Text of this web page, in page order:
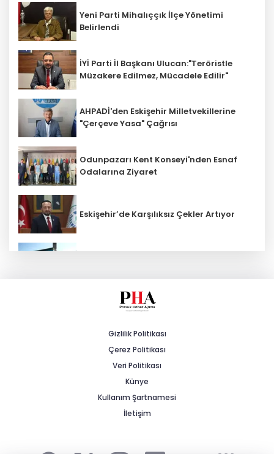
Yeni Parti Mihalıççık İlçe Yönetimi
Belirlendi
İYİ Parti İl Başkanı Ulucan:"Teröristle
Müzakere Edilmez, Mücadele Edilir"
AHPADİ'den Eskişehir Milletvekillerine
"Çerçeve Yasa" Çağrısı
Odunpazarı Kent Konseyi'nden Esnaf
Odalarına Ziyaret
Eskişehir’de Karşılıksız Çekler Artıyor
MHP'li Cengiz: "Yalnızca Ağaçlar Değil,
Tarihi Yürüyüş Yolları Mihalıççık’ta
Devam Etti
Yeşilay Zafer Kupası Tenis Turnuvası
İçin Kayıtlar Başladı
Gizlilik Politikası
Çerez Politikası
Veri Politikası
Künye
Kullanım Şartnamesi
İletişim